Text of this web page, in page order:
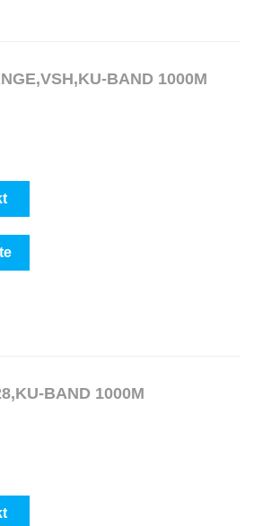
BAND 1000M
BAND 1000M